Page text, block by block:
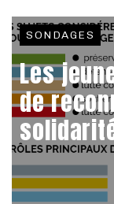
SONDAGES
Les
de